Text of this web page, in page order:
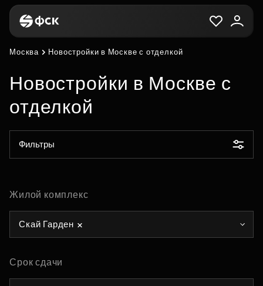
Москва Новостройки в Москве с отделкой
Новостройки в Москве с
отделкой
Фильтры
Жилой комплекс
Скай Гарден
Срок сдачи